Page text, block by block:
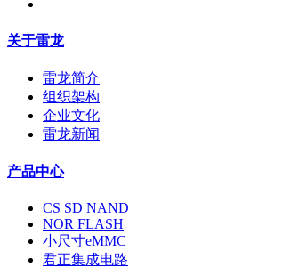
关于雷龙
雷龙简介
组织架构
企业文化
雷龙新闻
产品中心
CS SD NAND
NOR FLASH
小尺寸eMMC
君正集成电路